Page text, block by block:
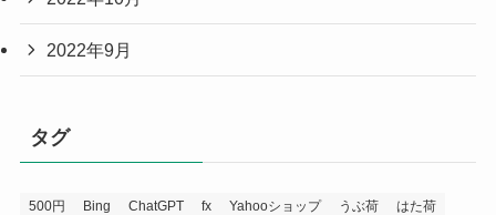
2022年9月
タグ
500円 Bing ChatGPT fx Yahooショップ うぶ荷
はた荷